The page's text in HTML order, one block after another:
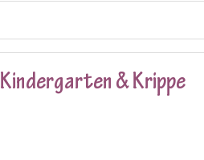
Kindergarten & Krippe